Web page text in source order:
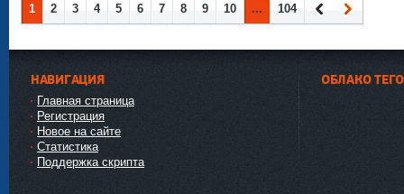
1 2 3 4 5 6 7 8 9 10 ...
104
НАВИГАЦИЯ
Главная страница
Регистрация
Новое на сайте
Статистика
Поддержка скрипта
ОБЛАКО